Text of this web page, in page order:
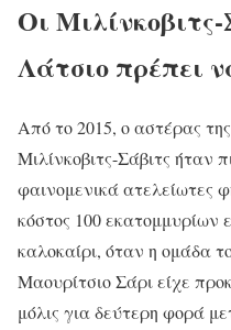
Οι
Λάτσιο πρέπει
Από το 2015, ο αστέρας
Μιλίνκοβιτς-Σάβιτς ήταν
φαινομενικά ατελείωτες
κόστος 100 εκατομμυρίων
καλοκαίρι, όταν η ομάδα
Μαουρίτσιο Σάρι είχε
μόλις για δεύτερη φορά